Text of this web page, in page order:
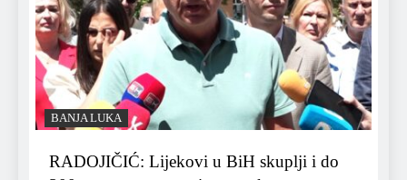
BANJA LUKA
RADOJIČIĆ: Lijekovi u BiH skuplji i do